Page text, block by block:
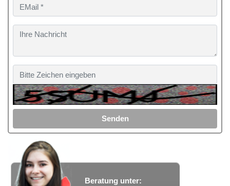
Senden
Beratung unter: